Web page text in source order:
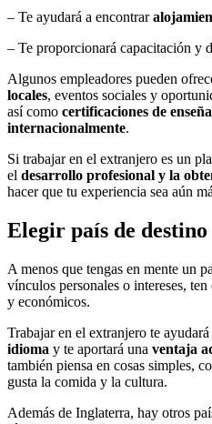
– Te ayudará a encontrar
– Te proporcionará capacitación y
Algunos empleadores pueden
locales, eventos sociales y
así como certificaciones de
internacionalmente.
Si trabajar en el extranjero es un
el desarrollo profesional y la
hacer que tu experiencia sea aún
Elegir país de destino
A menos que tengas en mente un
vínculos personales o intereses,
y económicos.
Trabajar en el extranjero te
idioma y te aportará una ventaja
también piensa en cosas simples,
gusta la comida y la cultura.
Además de Inglaterra, hay otros